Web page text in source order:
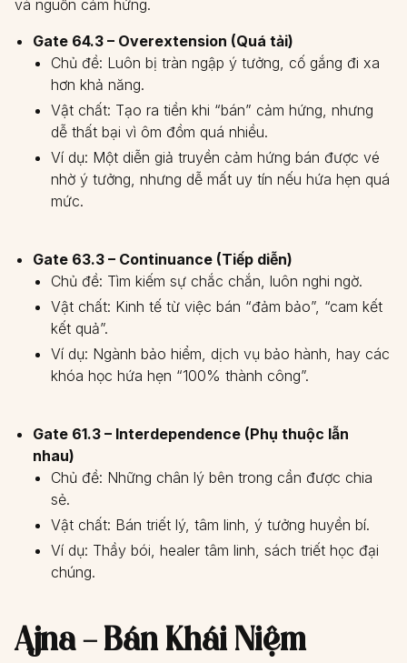
và nguồn cảm hứng.
Gate 64.3 – Overextension (Quá tải)
Chủ đề: Luôn bị tràn ngập ý tưởng, cố gắng đi xa
hơn khả năng.
Vật chất: Tạo ra tiền khi “bán” cảm hứng, nhưng
dễ thất bại vì ôm đồm quá nhiều.
Ví dụ: Một diễn giả truyền cảm hứng bán được vé
nhờ ý tưởng, nhưng dễ mất uy tín nếu hứa hẹn quá
mức.
Gate 63.3 – Continuance (Tiếp diễn)
Chủ đề: Tìm kiếm sự chắc chắn, luôn nghi ngờ.
Vật chất: Kinh tế từ việc bán “đảm bảo”, “cam kết
kết quả”.
Ví dụ: Ngành bảo hiểm, dịch vụ bảo hành, hay các
khóa học hứa hẹn “100% thành công”.
Gate 61.3 – Interdependence (Phụ thuộc lẫn
nhau)
Chủ đề: Những chân lý bên trong cần được chia
sẻ.
Vật chất: Bán triết lý, tâm linh, ý tưởng huyền bí.
Ví dụ: Thầy bói, healer tâm linh, sách triết học đại
chúng.
Ajna – Bán Khái Niệm